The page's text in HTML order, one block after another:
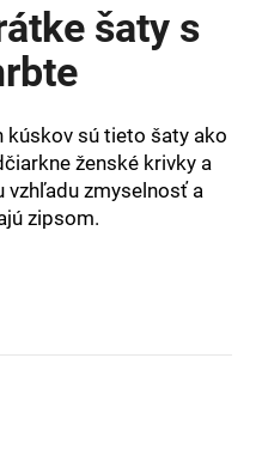
šaty s
kúskov sú tieto šaty ako
ženské krivky a
vzhľadu zmyselnosť a
zipsom.